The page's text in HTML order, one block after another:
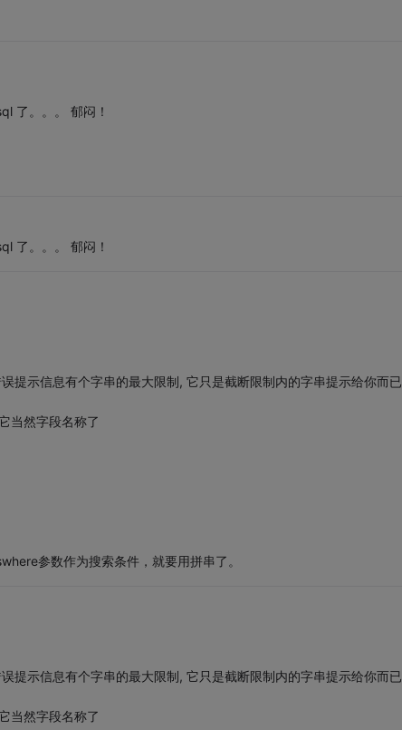
了。。。 郁闷！
了。。。 郁闷！
提示信息有个字串的最大限制, 它只是截断限制内的字串提示给你而已
当然字段名称了
参数作为搜索条件，就要用拼串了。
提示信息有个字串的最大限制, 它只是截断限制内的字串提示给你而已
当然字段名称了